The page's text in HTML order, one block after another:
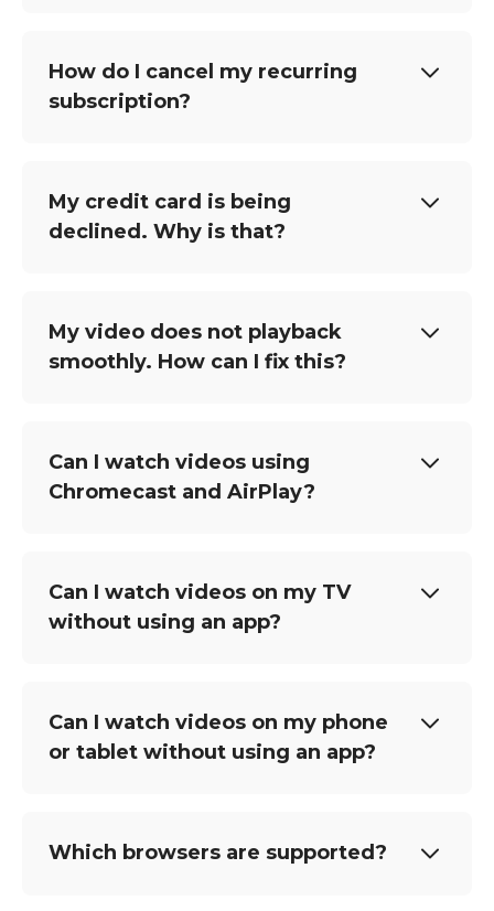
How do I cancel my recurring
subscription?
My credit card is being
declined. Why is that?
My video does not playback
smoothly. How can I fix this?
Can I watch videos using
Chromecast and AirPlay?
Can I watch videos on my TV
without using an app?
Can I watch videos on my phone
or tablet without using an app?
Which browsers are supported?